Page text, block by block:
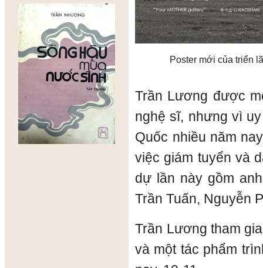
Poster mới của triển
Trần Lương được
nghệ sĩ, nhưng vì
Quốc nhiều năm
việc giám tuyển và
dự lần này gồm
Trần Tuấn, Nguyễn
Trần Lương tham
và một tác phẩm